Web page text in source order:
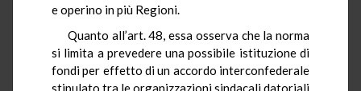
e operino in più Regioni.
Quanto all’art. 48, essa osserva che la norma
si limita a prevedere una possibile istituzione di
fondi per effetto di un accordo interconfederale
stipulato tra le organizzazioni sindacali datoriali